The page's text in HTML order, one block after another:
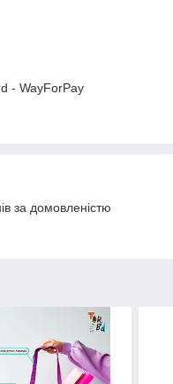
- WayForPay
за домовленістю